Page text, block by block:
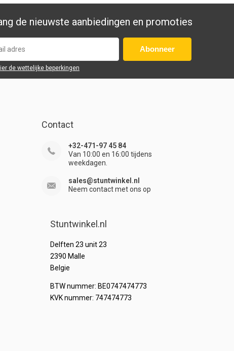
de nieuwste aanbiedingen en promoties
Abonneer
de wettelijke beperkingen
Contact
+32-471-97 45 84
Van 10:00 en 16:00 tijdens
weekdagen.
sales@stuntwinkel.nl
Neem contact met ons op
Stuntwinkel.nl
Delften 23 unit 23
2390 Malle
Belgie
BTW nummer: BE0747474773
KVK nummer: 747474773